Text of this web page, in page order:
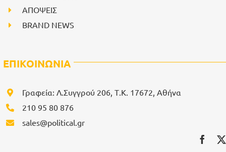
ΑΠΟΨΕΙΣ
BRAND NEWS
ΕΠΙΚΟΙΝΩΝΙΑ
Γραφεία: Λ.Συγγρού 206, Τ.Κ. 17672, Αθήνα
210 95 80 876
sales@political.gr